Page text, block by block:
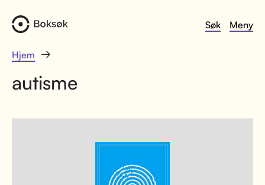
Søk Meny
Hjem
autisme